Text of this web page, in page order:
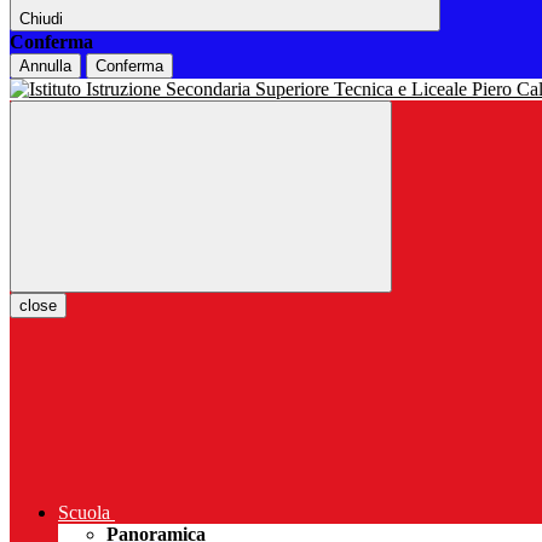
Chiudi
Conferma
Annulla Conferma
close
Scuola
Panoramica